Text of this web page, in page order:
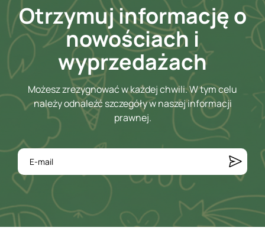
Otrzymuj informację o
nowościach i
wyprzedażach
Możesz zrezygnować w każdej chwili. W tym celu
należy odnaleźć szczegóły w naszej informacji
prawnej.